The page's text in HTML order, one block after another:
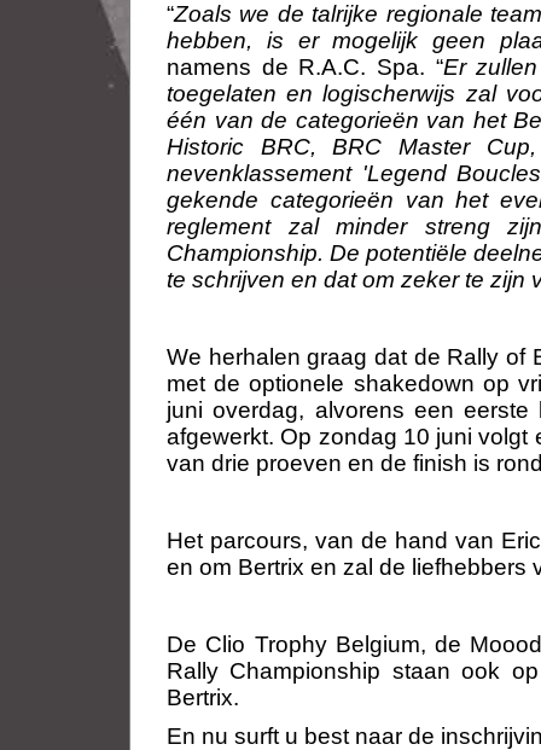
“Zoals we de talrijke regionale
hebben, is er mogelijk geen
namens de R.A.C. Spa. “Er
toegelaten en logischerwijs zal
één van de categorieën van het
Historic BRC, BRC Master
nevenklassement 'Legend
gekende categorieën van het
reglement zal minder streng
Championship. De potentiële
te schrijven en dat om zeker te zijn
We herhalen graag dat de Rally of
met de optionele shakedown op
juni overdag, alvorens een
afgewerkt. Op zondag 10 juni
van drie proeven en de finish is
Het parcours, van de hand van
en om Bertrix en zal de
De Clio Trophy Belgium, de
Rally Championship staan ook
Bertrix.
En nu surft u best naar de